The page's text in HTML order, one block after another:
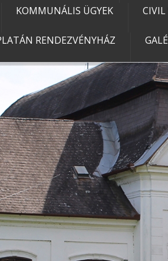
KOMMUNÁLIS ÜGYEK CIVIL
RENDEZVÉNYHÁZ